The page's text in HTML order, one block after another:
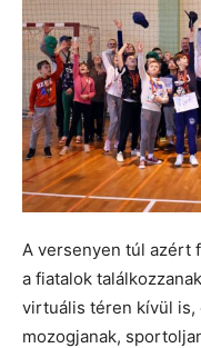
A versenyen túl azért
a fiatalok
virtuális téren kívül
mozogjanak,